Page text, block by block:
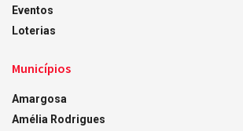
Eventos
Loterias
Municípios
Amargosa
Amélia Rodrigues